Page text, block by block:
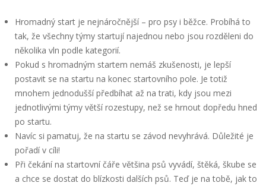
Hromadný start je nejnáročnější – pro psy i běžce. Probíhá to
tak, že všechny týmy startují najednou nebo jsou rozděleni do
několika vln podle kategorií.
Pokud s hromadným startem nemáš zkušenosti, je lepší
postavit se na startu na konec startovního pole. Je totiž
mnohem jednodušší předbíhat až na trati, kdy jsou mezi
jednotlivými týmy větší rozestupy, než se hrnout dopředu hned
po startu.
Navíc si pamatuj, že na startu se závod nevyhrává. Důležité je
pořadí v cíli!
Při čekání na startovní čáře většina psů vyvádí, štěká, škube se
a chce se dostat do blízkosti dalších psů. Teď je na tobě, jak to